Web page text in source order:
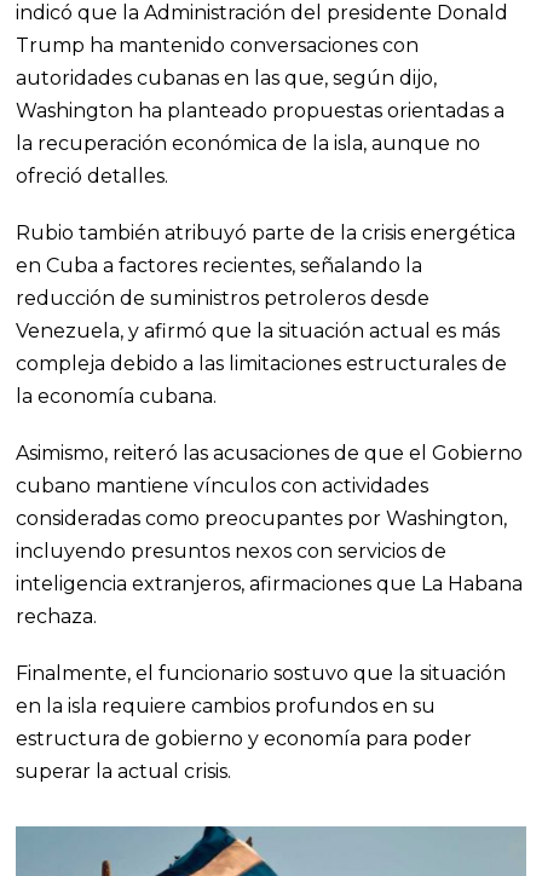
indicó que la Administración del presidente Donald
Trump ha mantenido conversaciones con
autoridades cubanas en las que, según dijo,
Washington ha planteado propuestas orientadas a
la recuperación económica de la isla, aunque no
ofreció detalles.
Rubio también atribuyó parte de la crisis energética
en Cuba a factores recientes, señalando la
reducción de suministros petroleros desde
Venezuela, y afirmó que la situación actual es más
compleja debido a las limitaciones estructurales de
la economía cubana.
Asimismo, reiteró las acusaciones de que el Gobierno
cubano mantiene vínculos con actividades
consideradas como preocupantes por Washington,
incluyendo presuntos nexos con servicios de
inteligencia extranjeros, afirmaciones que La Habana
rechaza.
Finalmente, el funcionario sostuvo que la situación
en la isla requiere cambios profundos en su
estructura de gobierno y economía para poder
superar la actual crisis.